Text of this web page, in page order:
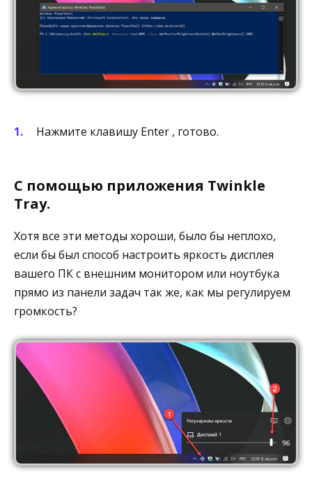
Нажмите клавишу Enter , готово.
С помощью приложения Twinkle
Tray.
Хотя все эти методы хороши, было бы неплохо,
если бы был способ настроить яркость дисплея
вашего ПК с внешним монитором или ноутбука
прямо из панели задач так же, как мы регулируем
громкость?